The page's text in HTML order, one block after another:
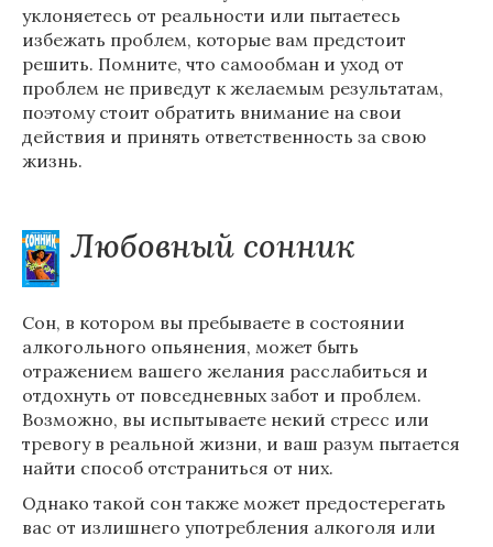
уклоняетесь от реальности или пытаетесь
избежать проблем, которые вам предстоит
решить. Помните, что самообман и уход от
проблем не приведут к желаемым результатам,
поэтому стоит обратить внимание на свои
действия и принять ответственность за свою
жизнь.
Любовный сонник
Сон, в котором вы пребываете в состоянии
алкогольного опьянения, может быть
отражением вашего желания расслабиться и
отдохнуть от повседневных забот и проблем.
Возможно, вы испытываете некий стресс или
тревогу в реальной жизни, и ваш разум пытается
найти способ отстраниться от них.
Однако такой сон также может предостерегать
вас от излишнего употребления алкоголя или